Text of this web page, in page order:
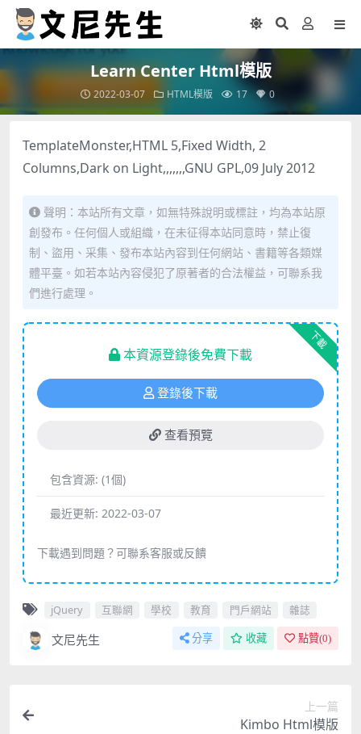
Learn Center Html模版
2022-03-07 HTML模版 17 0
TemplateMonster,HTML 5,Fixed Width, 2
Columns,Dark on Light,,,,,,,GNU GPL,09 July 2012
聲明：本站所有文章，如無特殊說明或標註，均為本站原
創發布。任何個人或組織，在未征得本站同意時，禁止復
制、盜用、采集、發布本站內容到任何網站、書籍等各類媒
體平臺。如若本站內容侵犯了原著者的合法權益，可聯系我
們進行處理。
下載
本資源登錄後免費下載
登錄後下載
查看預覽
包含資源: (1個)
最近更新: 2022-03-07
下載遇到問題？可聯系客服或反饋
jQuery 互聯網 學校 教育 門戶網站 雜誌
文尼先生 分享 收藏 點贊(0)
上一篇
Kimbo Html模版